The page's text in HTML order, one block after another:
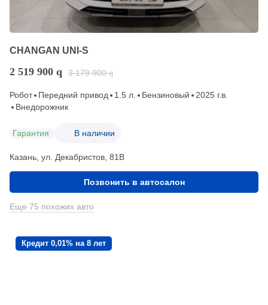
CHANGAN UNI-S
2 519 900 q 3 179 900 q
Робот Передний привод 1.5 л. Бензиновый
2025 г.в.
Внедорожник
Гарантия В наличии
Казань, ул. Декабристов, 81В
Позвонить в автосалон
Еще 75 похожих авто
Кредит 0,01% на 8 лет